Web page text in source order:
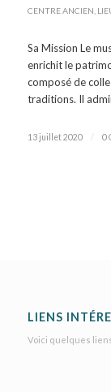
CENTRE ANCIEN
Sa Mission Le
enrichit le
composé de
traditions. Il
13 juillet 2020 / 0
LIENS
Voici quelques